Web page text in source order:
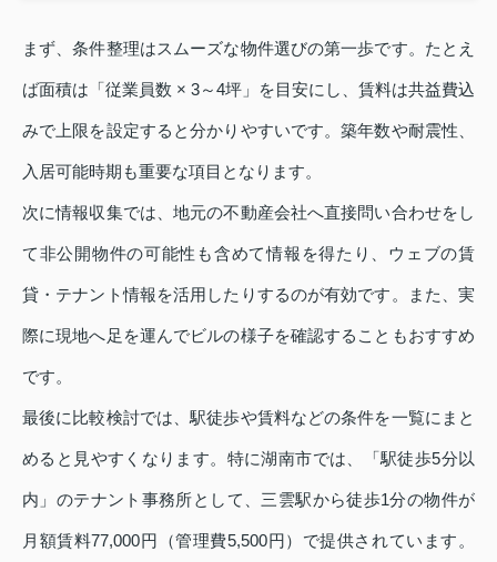
まず、条件整理はスムーズな物件選びの第一歩です。たとえ
ば面積は「従業員数 × 3～4坪」を目安にし、賃料は共益費込
みで上限を設定すると分かりやすいです。築年数や耐震性、
入居可能時期も重要な項目となります。
次に情報収集では、地元の不動産会社へ直接問い合わせをし
て非公開物件の可能性も含めて情報を得たり、ウェブの賃
貸・テナント情報を活用したりするのが有効です。また、実
際に現地へ足を運んでビルの様子を確認することもおすすめ
です。
最後に比較検討では、駅徒歩や賃料などの条件を一覧にまと
めると見やすくなります。特に湖南市では、「駅徒歩5分以
内」のテナント事務所として、三雲駅から徒歩1分の物件が
月額賃料77,000円（管理費5,500円）で提供されています。